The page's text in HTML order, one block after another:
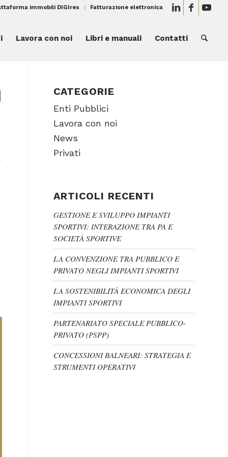
immobili DIGIres Fatturazione elettronica
Lavora con noi Libri e manuali Contatti
CATEGORIE
Enti Pubblici
Lavora con noi
News
Privati
ARTICOLI RECENTI
GESTIONE E SVILUPPO IMPIANTI
SPORTIVI: INTERAZIONE TRA PA E
SOCIETÀ SPORTIVE
LA CONVENZIONE TRA PUBBLICO E
PRIVATO NEGLI IMPIANTI SPORTIVI
LA SOSTENIBILITÀ ECONOMICA DEGLI
IMPIANTI SPORTIVI
PARTENARIATO SPECIALE PUBBLICO-
PRIVATO (PSPP)
CONCESSIONI BALNEARI: STRATEGIA E
STRUMENTI OPERATIVI